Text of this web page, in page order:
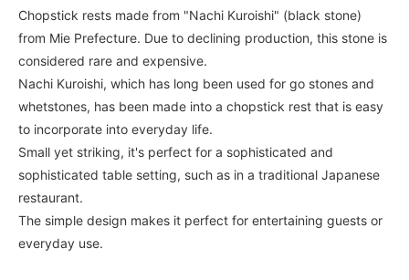
Chopstick rests made from "Nachi Kuroishi" (black stone)
from Mie Prefecture. Due to declining production, this stone is
considered rare and expensive.
Nachi Kuroishi, which has long been used for go stones and
whetstones, has been made into a chopstick rest that is easy
to incorporate into everyday life.
Small yet striking, it's perfect for a sophisticated and
sophisticated table setting, such as in a traditional Japanese
restaurant.
The simple design makes it perfect for entertaining guests or
everyday use.